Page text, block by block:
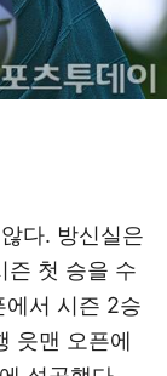
다. 방신실은
즌 첫 승을 수
에서 시즌 2승
읏맨 오픈에